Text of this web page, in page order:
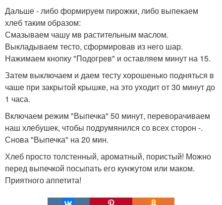
Дальше - либо формируем пирожки, либо выпекаем
хлеб таким образом:
Смазываем чашу мв растительным маслом.
Выкладываем тесто, сформировав из него шар.
Нажимаем кнопку "Подогрев" и оставляем минут на 15.
Затем выключаем и даем тесту хорошенько подняться в
чаше при закрытой крышке, на это уходит от 30 минут до
1 часа.
Включаем режим "Выпечка" 50 минут, переворачиваем
наш хлебушек, чтобы подрумянился со всех сторон -.
Снова "Выпечка" на 20 мин.
Хлеб просто толстенный, ароматный, пористый! Можно
перед выпечкой посыпать его кунжутом или маком.
Приятного аппетита!